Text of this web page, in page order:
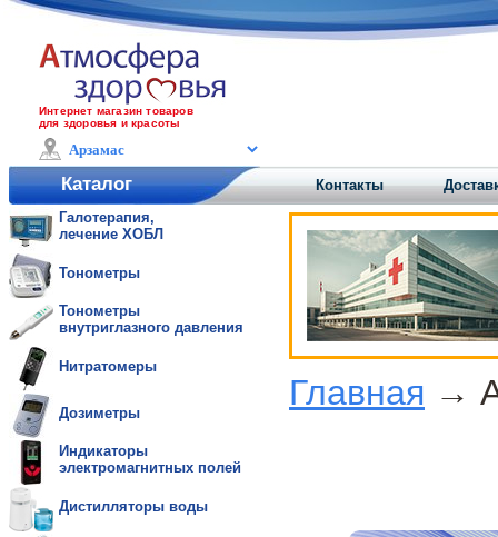
Интернет магазин товаров
для здоровья и красоты
Каталог Контакты
Галотерапия,
лечение ХОБЛ
Тонометры
Тонометры
внутриглазного давления
Нитратомеры
Дозиметры
Индикаторы
электромагнитных полей
Дистилляторы воды
Главная →